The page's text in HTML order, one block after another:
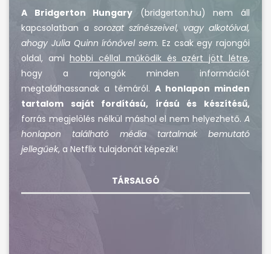
A Bridgerton Hungary (bridgerton.hu) nem áll
kapcsolatban a sorozat színészeivel, vagy alkotóival,
ahogy Julia Quinn írónővel sem. Ez csak egy rajongói
oldal, ami hobbi céllal működik és azért jött létre,
hogy a rajongók minden információt
megtalálhassanak a témáról. A honlapon minden
tartalom saját fordítású, írású és készítésű,
forrás megjelölés nélkül máshol el nem helyezhető. A
honlapon található média tartalmak bemutató
jellegűek, a Netflix tulajdonát képezik!
TÁRSALGÓ